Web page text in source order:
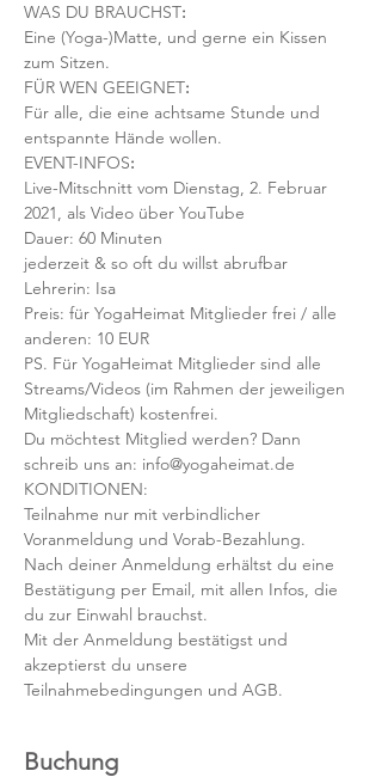
WAS DU BRAUCHST:
Eine (Yoga-)Matte, und gerne ein Kissen
zum Sitzen.
FÜR WEN GEEIGNET:
Für alle, die eine achtsame Stunde und
entspannte Hände wollen.
EVENT-INFOS:
Live-Mitschnitt vom Dienstag, 2. Februar
2021, als Video über YouTube
Dauer: 60 Minuten
jederzeit & so oft du willst abrufbar
Lehrerin: Isa
Preis: für YogaHeimat Mitglieder frei / alle
anderen: 10 EUR
PS. Für YogaHeimat Mitglieder sind alle
Streams/Videos (im Rahmen der jeweiligen
Mitgliedschaft) kostenfrei.
Du möchtest Mitglied werden? Dann
schreib uns an: info@yogaheimat.de
KONDITIONEN:
Teilnahme nur mit verbindlicher
Voranmeldung und Vorab-Bezahlung.
Nach deiner Anmeldung erhältst du eine
Bestätigung per Email, mit allen Infos, die
du zur Einwahl brauchst.
Mit der Anmeldung bestätigst und
akzeptierst du unsere
Teilnahmebedingungen und AGB.
Buchung